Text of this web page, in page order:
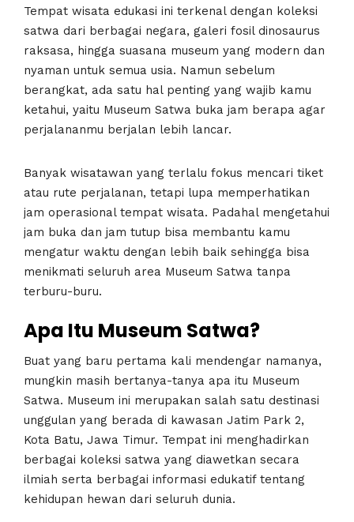
Tempat wisata edukasi ini terkenal dengan koleksi
satwa dari berbagai negara, galeri fosil dinosaurus
raksasa, hingga suasana museum yang modern dan
nyaman untuk semua usia. Namun sebelum
berangkat, ada satu hal penting yang wajib kamu
ketahui, yaitu Museum Satwa buka jam berapa agar
perjalananmu berjalan lebih lancar.
Banyak wisatawan yang terlalu fokus mencari tiket
atau rute perjalanan, tetapi lupa memperhatikan
jam operasional tempat wisata. Padahal mengetahui
jam buka dan jam tutup bisa membantu kamu
mengatur waktu dengan lebih baik sehingga bisa
menikmati seluruh area Museum Satwa tanpa
terburu-buru.
Apa Itu Museum Satwa?
Buat yang baru pertama kali mendengar namanya,
mungkin masih bertanya-tanya apa itu Museum
Satwa. Museum ini merupakan salah satu destinasi
unggulan yang berada di kawasan Jatim Park 2,
Kota Batu, Jawa Timur. Tempat ini menghadirkan
berbagai koleksi satwa yang diawetkan secara
ilmiah serta berbagai informasi edukatif tentang
kehidupan hewan dari seluruh dunia.